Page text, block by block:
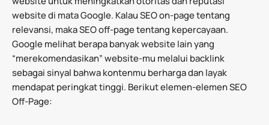
website di mata Google. Kalau SEO on-page tentang
relevansi, maka SEO off-page tentang kepercayaan.
Google melihat berapa banyak website lain yang
“merekomendasikan” website-mu melalui backlink
sebagai sinyal bahwa kontenmu berharga dan layak
mendapat peringkat tinggi. Berikut elemen-elemen SEO
Off-Page: